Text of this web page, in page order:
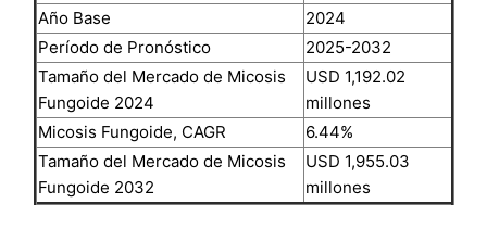
Año Base
2024
Período de Pronóstico
2025-2032
Tamaño del Mercado de Micosis
Fungoide 2024
USD 1,192.02
millones
Micosis Fungoide, CAGR
6.44%
Tamaño del Mercado de Micosis
Fungoide 2032
USD 1,955.03
millones